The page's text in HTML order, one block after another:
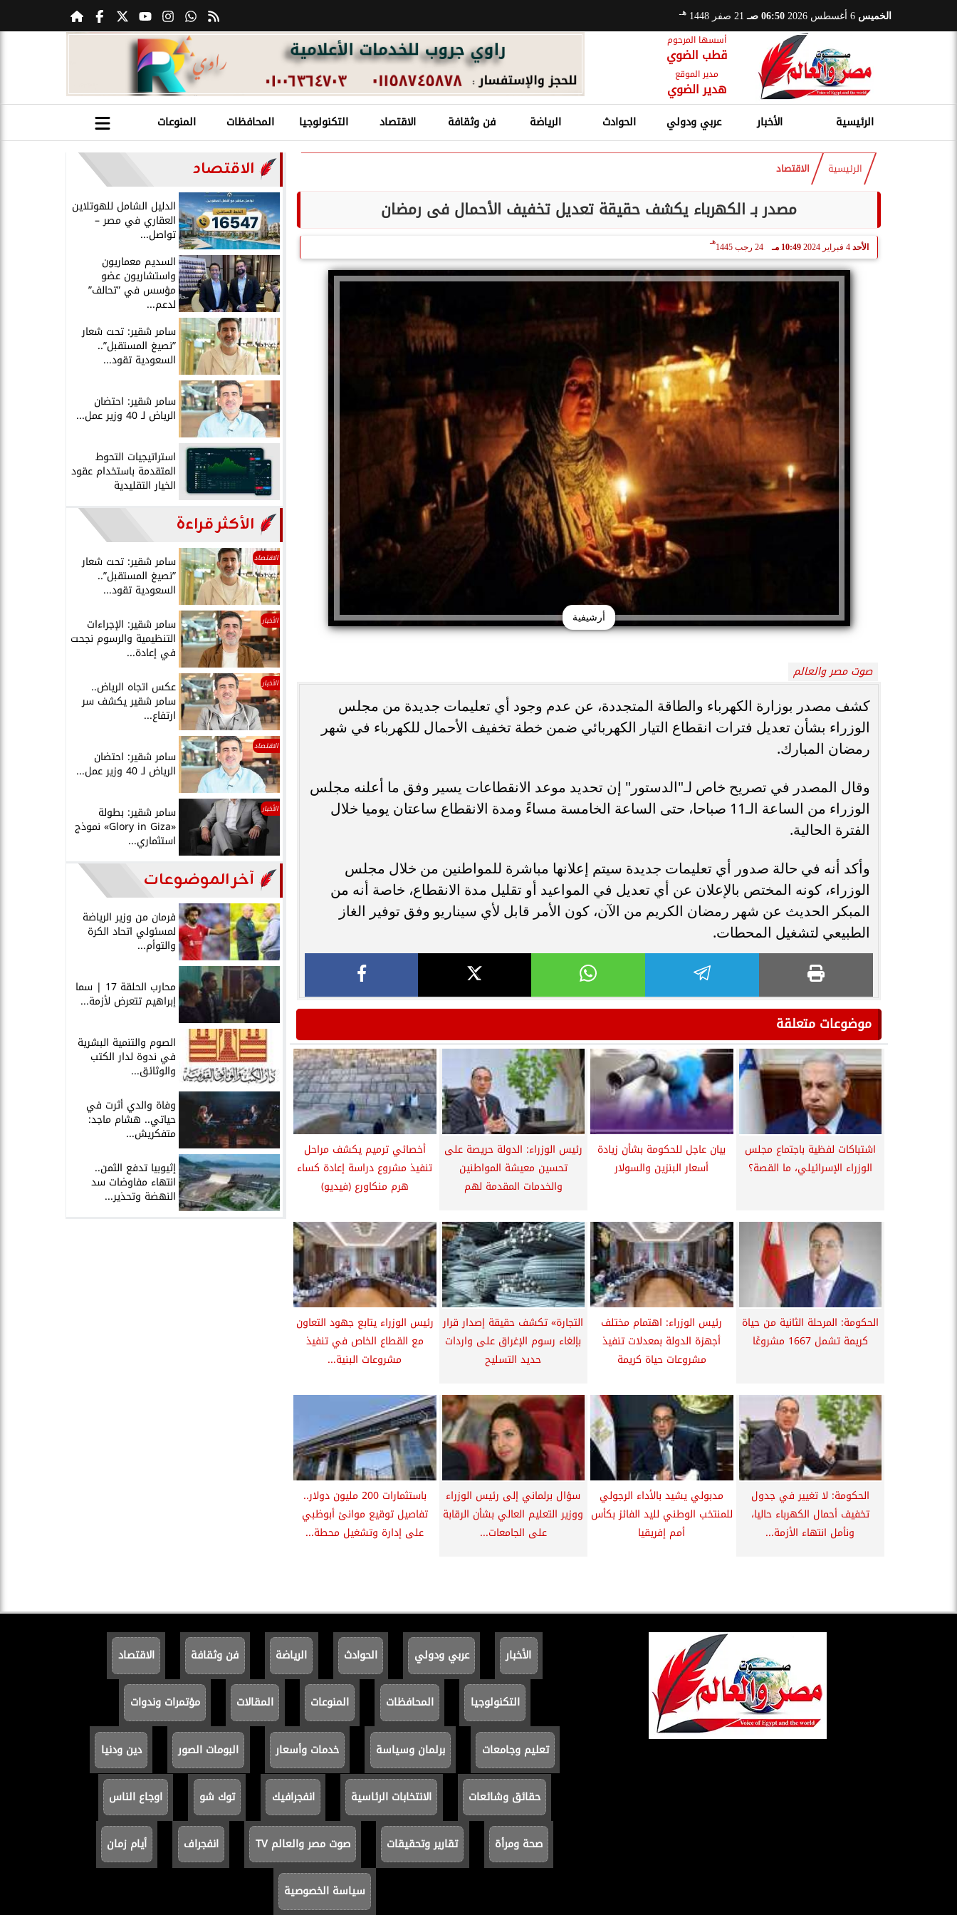
الخميس 06:50 صـ 21 صفر 1448 هـ
أسسها المرحوم
قطب الضوي
مدير الموقع
هدير الضوي
الرئيسية الأخبار عربي ودولي الحوادث الرياضة فن وثقافة الاقتصاد التكنولوجيا المحافظات المنوعات
الرئيسية الاقتصاد
مصدر بـ الكهرباء يكشف حقيقة تعديل تخفيف الأحمال فى رمضان
الأحد 4 فبراير 2024 10:49 مـ 24 رجب 1445
هـ
أرشيفية
صوت مصر والعالم
كشف مصدر بوزارة الكهرباء والطاقة المتجددة، عن عدم وجود أي تعليمات جديدة من مجلس
الوزراء بشأن تعديل فترات انقطاع التيار الكهربائي ضمن خطة تخفيف الأحمال للكهرباء في شهر
رمضان المبارك.
وقال المصدر في تصريح خاص لـ"الدستور" إن تحديد موعد الانقطاعات يسير وفق ما أعلنه مجلس
الوزراء من الساعة الـ11 صباحا، حتى الساعة الخامسة مساءً ومدة الانقطاع ساعتان يوميا خلال
الفترة الحالية.
وأكد أنه في حالة صدور أي تعليمات جديدة سيتم إعلانها مباشرة للمواطنين من خلال مجلس
الوزراء، كونه المختص بالإعلان عن أي تعديل في المواعيد أو تقليل مدة الانقطاع، خاصة أنه من
المبكر الحديث عن شهر رمضان الكريم من الآن، كون الأمر قابل لأي سيناريو وفق توفير الغاز
الطبيعي لتشغيل المحطات.
موضوعات متعلقة
اشتباكات لفظية باجتماع مجلس
الوزراء الإسرائيلي، ما القصة؟
بيان عاجل للحكومة بشأن زيادة
أسعار البنزين والسولار
رئيس الوزراء: الدولة حريصة على
تحسين معيشة المواطنين
والخدمات المقدمة لهم
أخصائي ترميم يكشف مراحل
تنفيذ مشروع دراسة إعادة كساء
هرم منكاورع (فيديو)
الحكومة: المرحلة الثانية من حياة
كريمة تشمل 1667 مشروعًا
رئيس الوزراء: اهتمام مختلف
أجهزة الدولة بمعدلات تنفيذ
مشروعات حياة كريمة
التجارة» تكشف حقيقة إصدار قرار
بإلغاء رسوم الإغراق على واردات
حديد التسليح
رئيس الوزراء يتابع جهود التعاون
مع القطاع الخاص في تنفيذ
مشروعات البنية...
الحكومة: لا تغيير في جدول
تخفيف أحمال الكهرباء حاليا،
ونأمل انتهاء الأزمة...
مدبولي يشيد بالأداء الرجولي
للمنتخب الوطني لليد الفائز بكأس
أمم إفريقيا
سؤال برلماني إلى رئيس الوزراء
ووزير التعليم العالي بشأن الرقابة
على الجامعات...
باستثمارات 200 مليون دولار..
تفاصيل توقيع موانئ أبوظبي
على إدارة وتشغيل محطة...
الاقتصاد
الدليل الشامل للهوتلاين
العقاري في مصر –
تواصل...
السديم معماريون
واستشاريون عضو
مؤسس في ”تحالف”
لدعم...
سامر شقير: تحت شعار
”نصيغ المستقبل”..
السعودية تقود...
سامر شقير: احتضان
الرياض لـ 40 وزير عمل...
استراتيجيات التحوط
المتقدمة باستخدام عقود
الخيار التقليدية
الأكثر قراءة
الاقتصاد سامر شقير: تحت شعار
”نصيغ المستقبل”..
السعودية تقود...
الأخبار سامر شقير: الإجراءات
التنظيمية والرسوم نجحت
في إعادة...
الأخبار عكس اتجاه الرياض..
سامر شقير يكشف سر
ارتفاع...
الاقتصاد
سامر شقير: احتضان
الرياض لـ 40 وزير عمل...
الأخبار سامر شقير: بطولة
«Glory in Giza» نموذج
استثماري...
آخر الموضوعات
فرمان من وزير الرياضة
لمسئولي اتحاد الكرة
والتوأم...
محارب الحلقة 17 | سما
إبراهيم تتعرض لأزمة...
الصوم والتنمية البشرية
في ندوة لدار الكتب
والوثائق...
وفاة والدي أثرت في
حياتي.. هشام ماجد:
متفكريش...
إثيوبيا تدفع الثمن..
انتهاء مفاوضات سد
النهضة وتحذير...
الأخبار عربي ودولي الحوادث الرياضة فن وثقافة الاقتصاد
التكنولوجيا المحافظات المنوعات المقالات مؤتمرات وندوات
تعليم وجامعات برلمان وسياسة خدمات وأسعار البومات الصور دين ودنيا
حقائق وشائعات الانتخابات الرئاسية انفجرافيك توك شو اوجاع الناس
صحة ومرأة تقارير وتحقيقات صوت مصر والعالم TV انفجراف أيام زمان
سياسة الخصوصية